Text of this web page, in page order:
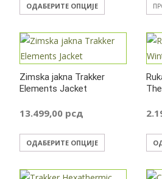
ОДАБЕРИТЕ ОПЦИЈЕ
има
варијанти.
производа.
Zimska jakna Trakker
Elements Jacket
13.499,00 рсд
ОДАБЕРИТЕ ОПЦИЈЕ
има